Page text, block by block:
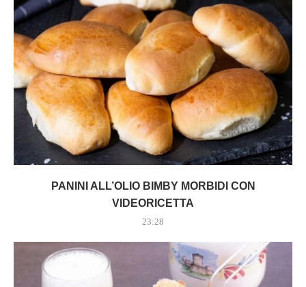
PANINI ALL’OLIO BIMBY MORBIDI CON
VIDEORICETTA
23:28